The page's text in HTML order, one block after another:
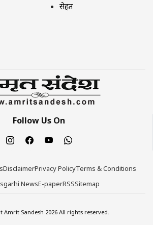
सेहत
Follow Us On
DisclaimerPrivacy PolicyTerms & Conditions
NewsE-paperRSSSitemap
Sandesh 2026 All rights reserved.